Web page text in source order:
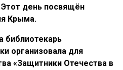
день посвящён
Крыма.
библиотекарь
организовала для
«Защитники Отечества в